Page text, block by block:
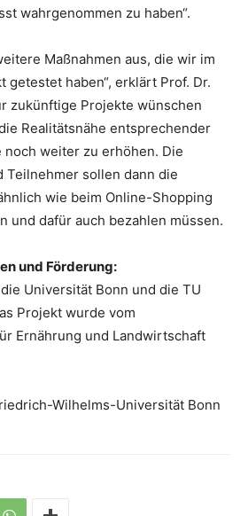
wahrgenommen zu haben“.
Maßnahmen aus, die wir im
haben“, erklärt Prof. Dr.
zukünftige Projekte wünschen
Realitätsnähe entsprechender
noch weiter zu erhöhen. Die
Teilnehmer sollen dann die
wie beim Online-Shopping
und dafür auch bezahlen müssen.
und Förderung:
Universität Bonn und die TU
Projekt wurde vom
Ernährung und Landwirtschaft
Wilhelms-Universität Bonn